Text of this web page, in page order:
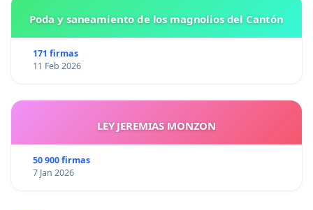
Poda y saneamiento de los magnolios del Cantón
171 firmas
11 Feb 2026
LEY JEREMIAS MONZON
50 900 firmas
7 Jan 2026